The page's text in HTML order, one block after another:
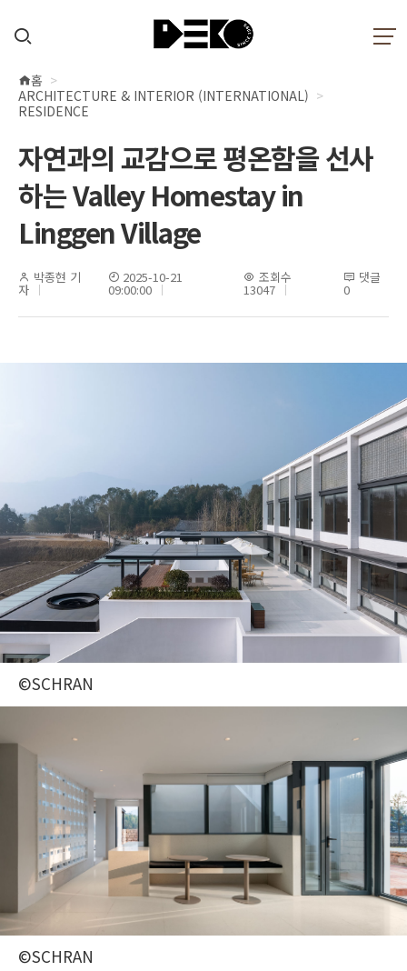
현
재
치
홈
ARCHITECTURE & INTERIOR (INTERNATIONAL)
RESIDENCE
자연과의 교감으로 평온함을 선사
하는 Valley Homestay in
Linggen Village
박종현 기
자
2025-10-21
09:00:00
조회수
13047
댓글
0
©SCHRAN
©SCHRAN